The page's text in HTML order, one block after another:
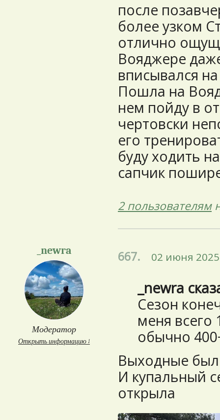
после
более узком
отлично
Вояджере
вписывался
Пошла на
нем пойду в
чертовски
его
буду ходить
сапчик
2 пользователям
_newra
Модератор
Открыть информацию ↓
667. 02 июня
_newra
Сезон
меня всего
обычно
Выходные
И купальный
открыла